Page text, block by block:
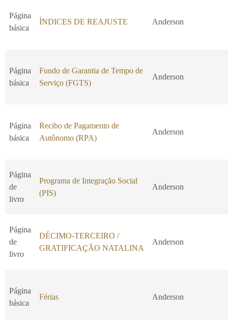
Página
básica
ÍNDICES DE REAJUSTE Anderson
Página
básica
Fundo de Garantia de Tempo de
Serviço (FGTS)
Anderson
Página
básica
Recibo de Pagamento de
Autônomo (RPA)
Anderson
Página
de
livro
Programa de Integração Social
(PIS)
Anderson
Página
de
livro
DÉCIMO-TERCEIRO /
GRATIFICAÇÃO NATALINA
Anderson
Página
básica
Férias Anderson